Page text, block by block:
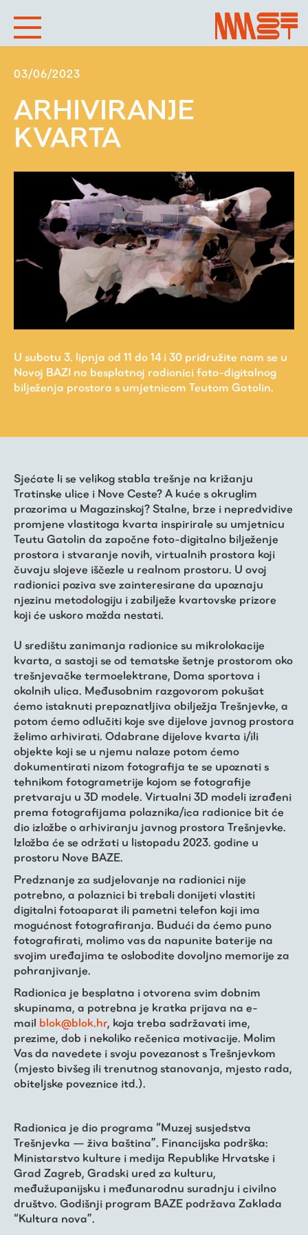
Virtualni fundus
Živa baština
Virtualni program
Trešnjevačka
kronologija
Publikacije
O nama
03/06/2023
ARHIVIRANJE
KVARTA
U subotu 3. lipnja od 11 do 14 i 30 pridružite nam se u
Novoj BAZI na besplatnoj radionici foto-digitalnog
bilježenja prostora s umjetnicom Teutom Gatolin.
Sjećate li se velikog stabla trešnje na križanju
Tratinske ulice i Nove Ceste? A kuće s okruglim
prozorima u Magazinskoj? Stalne, brze i nepredvidive
promjene vlastitoga kvarta inspirirale su umjetnicu
Teutu Gatolin da započne foto-digitalno bilježenje
prostora i stvaranje novih, virtualnih prostora koji
čuvaju slojeve iščezle u realnom prostoru. U ovoj
radionici poziva sve zainteresirane da upoznaju
njezinu metodologiju i zabilježe kvartovske prizore
koji će uskoro možda nestati.
U središtu zanimanja radionice su mikrolokacije
kvarta, a sastoji se od tematske šetnje prostorom oko
trešnjevačke termoelektrane, Doma sportova i
okolnih ulica. Međusobnim razgovorom pokušat
ćemo istaknuti prepoznatljiva obilježja Trešnjevke, a
potom ćemo odlučiti koje sve dijelove javnog prostora
želimo arhivirati. Odabrane dijelove kvarta i/ili
objekte koji se u njemu nalaze potom ćemo
dokumentirati nizom fotografija te se upoznati s
tehnikom fotogrametrije kojom se fotografije
pretvaraju u 3D modele. Virtualni 3D modeli izrađeni
prema fotografijama polaznika/ica radionice bit će
dio izložbe o arhiviranju javnog prostora Trešnjevke.
Izložba će se održati u listopadu 2023. godine u
prostoru Nove BAZE.
Predznanje za sudjelovanje na radionici nije
potrebno, a polaznici bi trebali donijeti vlastiti
digitalni fotoaparat ili pametni telefon koji ima
mogućnost fotografiranja. Budući da ćemo puno
fotografirati, molimo vas da napunite baterije na
svojim uređajima te oslobodite dovoljno memorije za
pohranjivanje.
Radionica je besplatna i otvorena svim dobnim
skupinama, a potrebna je kratka prijava na e-
mail blok@blok.hr, koja treba sadržavati ime,
prezime, dob i nekoliko rečenica motivacije. Molim
Vas da navedete i svoju povezanost s Trešnjevkom
(mjesto bivšeg ili trenutnog stanovanja, mjesto rada,
obiteljske poveznice itd.).
Radionica je dio programa “Muzej susjedstva
Trešnjevka — živa baština”. Financijska podrška:
Ministarstvo kulture i medija Republike Hrvatske i
Grad Zagreb, Gradski ured za kulturu,
međužupanijsku i međunarodnu suradnju i civilno
društvo. Godišnji program BAZE podržava Zaklada
“Kultura nova”.